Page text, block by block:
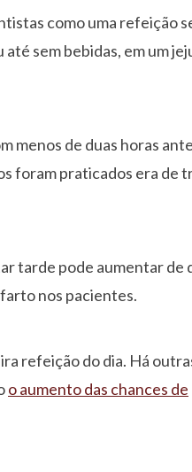
como uma refeição
sem bebidas, em um
menos de duas horas
foram praticados era de
tarde pode aumentar de
nos pacientes.
refeição do dia. Há
o aumento das chances de